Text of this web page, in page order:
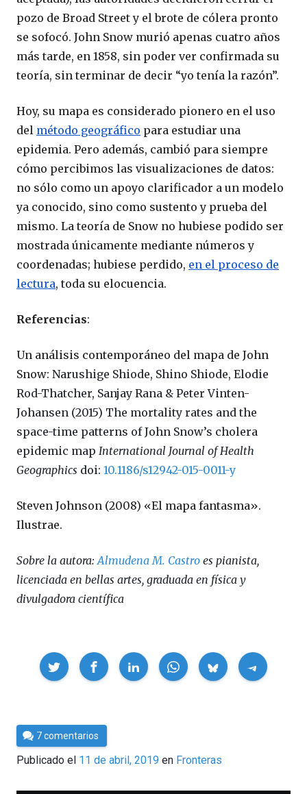
pozo de Broad Street y el brote de cólera pronto
se sofocó. John Snow murió apenas cuatro años
más tarde, en 1858, sin poder ver confirmada su
teoría, sin terminar de decir “yo tenía la razón”.
Hoy, su mapa es considerado pionero en el uso
del método geográfico para estudiar una
epidemia. Pero además, cambió para siempre
cómo percibimos las visualizaciones de datos:
no sólo como un apoyo clarificador a un modelo
ya conocido, sino como sustento y prueba del
mismo. La teoría de Snow no hubiese podido ser
mostrada únicamente mediante números y
coordenadas; hubiese perdido, en el proceso de
lectura, toda su elocuencia.
Referencias:
Un análisis contemporáneo del mapa de John
Snow: Narushige Shiode, Shino Shiode, Elodie
Rod-Thatcher, Sanjay Rana & Peter Vinten-
Johansen (2015) The mortality rates and the
space-time patterns of John Snow’s cholera
epidemic map International Journal of Health
Geographics doi: 10.1186/s12942-015-0011-y
Steven Johnson (2008) «El mapa fantasma».
Ilustrae.
Sobre la autora:Almudena M. Castro es pianista,
licenciada en bellas artes, graduada en física y
divulgadora científica
Compartir
Por
César
Tomé
7 comentarios
Publicado el 11 de abril, 2019 en Fronteras